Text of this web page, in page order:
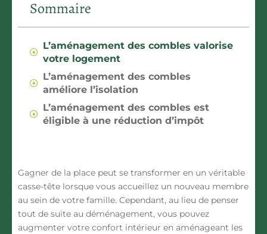
Sommaire
L’aménagement des combles valorise
votre logement
L’aménagement des combles
améliore l’isolation
L’aménagement des combles est
éligible à une réduction d’impôt
Gagner de la place peut se transformer en un véritable
casse-tête lorsque vous accueillez un nouveau membre
au sein de votre famille. Cependant, au lieu de penser
tout de suite au déménagement, vous pouvez
augmenter votre confort intérieur en aménageant les